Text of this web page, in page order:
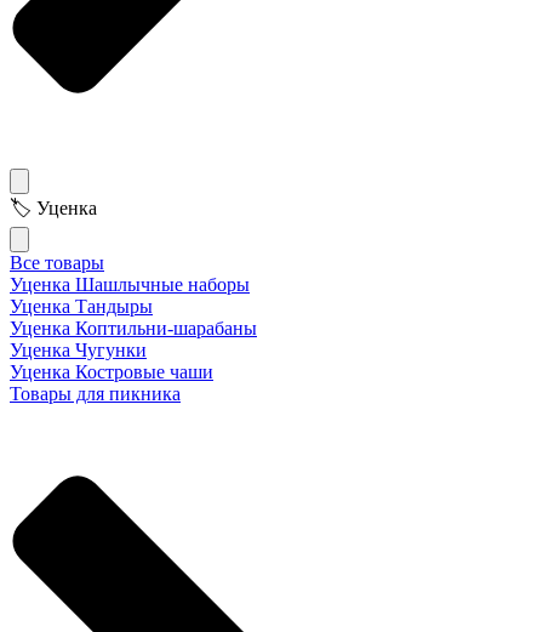
🏷 Уценка
Все товары
Уценка Шашлычные наборы
Уценка Тандыры
Уценка Коптильни-шарабаны
Уценка Чугунки
Уценка Костровые чаши
Товары для пикника